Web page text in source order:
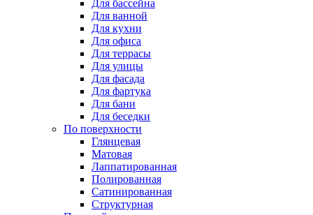
Для бассейна
Для ванной
Для кухни
Для офиса
Для террасы
Для улицы
Для фасада
Для фартука
Для бани
Для беседки
По поверхности
Глянцевая
Матовая
Лаппатированная
Полированная
Сатинированная
Структурная